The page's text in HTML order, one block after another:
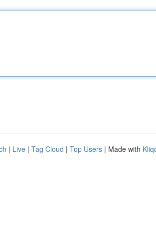
| Live | Tag Cloud | Top Users | Made with